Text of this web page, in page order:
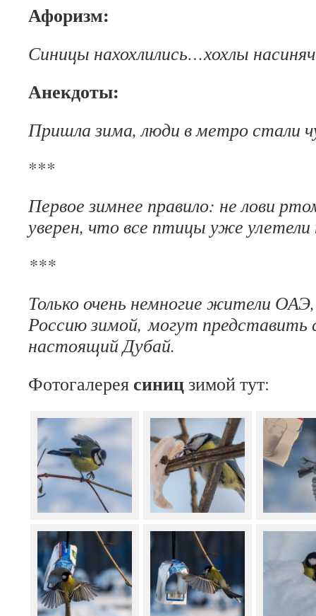
Афоризм:
Синицы нахохлились…хохлы
Анекдоты:
Пришла зима, люди в метро стали
***
Первое зимнее правило: не лови
уверен, что все птицы уже улетели
***
Только очень немногие жители
Россию зимой, могут представить
настоящий Дубай.
Фотогалерея синицзимой тут: